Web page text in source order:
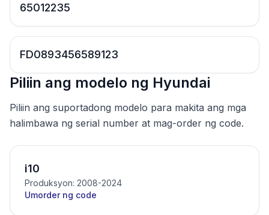
65012235
FD0893456589123
Piliin ang modelo ng Hyundai
Piliin ang suportadong modelo para makita ang mga
halimbawa ng serial number at mag-order ng code.
i10
Produksyon: 2008-2024
Umorder ng code